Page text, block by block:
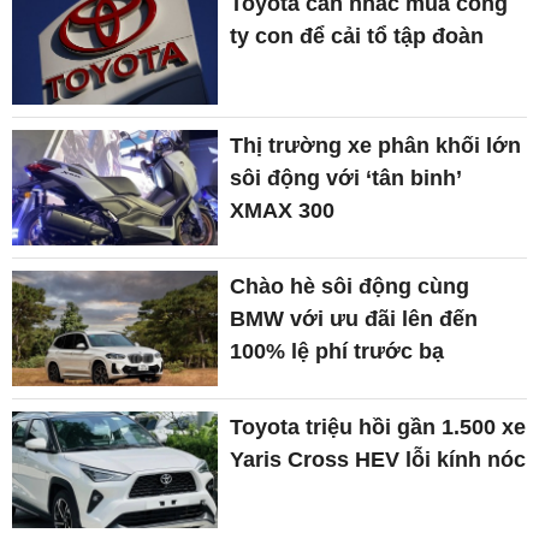
ty con để cải tổ tập đoàn
Thị trường xe phân khối lớn
sôi động với ‘tân binh’
XMAX 300
Chào hè sôi động cùng
BMW với ưu đãi lên đến
100% lệ phí trước bạ
Toyota triệu hồi gần 1.500 xe
Yaris Cross HEV lỗi kính nóc